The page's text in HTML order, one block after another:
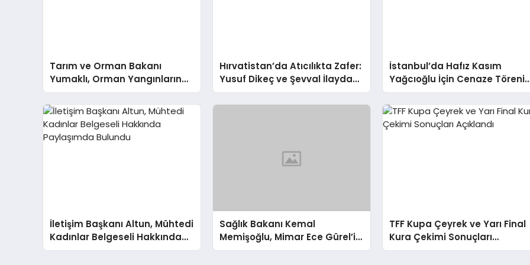
Tarım ve Orman Bakanı
Yumaklı, Orman Yangınlarına
Hazırlık İçin Çalışmaları
Değerlendirdi
Hırvatistan’da Atıcılıkta Zafer:
Yusuf Dikeç ve Şevval İlayda
Tarhan Altın Madalya Kazandı
İstanbul’da Hafız Kasım
Yağcıoğlu İçin Cenaze Töreni
Düzenlendi
İletişim Başkanı Altun, Mühtedi
Kadınlar Belgeseli Hakkında
Paylaşımda Bulundu
Sağlık Bakanı Kemal
Memişoğlu, Mimar Ece Gürel’in
Kaybıyla İlgili Açıklamada
TFF Kupa Çeyrek ve Yarı Final
Kura Çekimi Sonuçları
Açıklandı